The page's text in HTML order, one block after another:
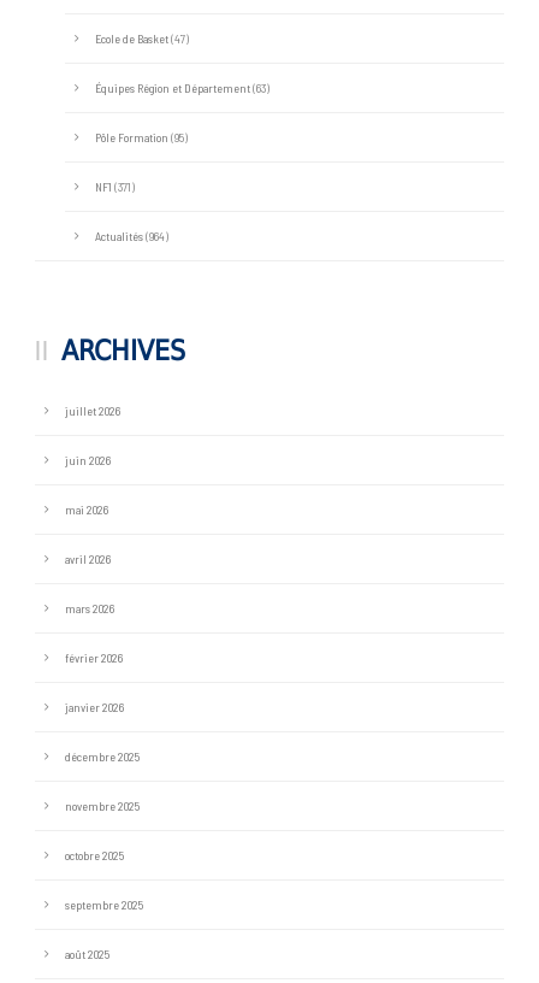
Ecole de Basket(47)
Équipes Région et Département(63)
Pôle Formation (95)
NF1 (371)
Actualités(964)
ARCHIVES
juillet 2026
juin 2026
mai 2026
avril 2026
mars 2026
février 2026
janvier 2026
décembre 2025
novembre 2025
octobre 2025
septembre 2025
août 2025